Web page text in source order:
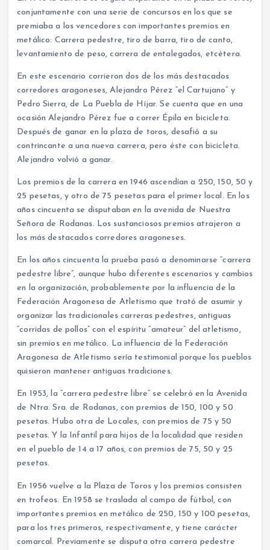
conjuntamente con una serie de concursos en los que se
premiaba a los vencedores con importantes premios en
metálico: Carrera pedestre, tiro de barra, tiro de canto,
levantamiento de peso, carrera de entalegados, etcétera.
En este escenario corrieron dos de los más destacados
corredores aragoneses, Alejandro Pérez “el Cartujano” y
Pedro Sierra, de La Puebla de Híjar. Se cuenta que en una
ocasión Alejandro Pérez fue a correr Épila en bicicleta.
Después de ganar en la plaza de toros, desafió a su
contrincante a una nueva carrera, pero éste con bicicleta.
Alejandro volvió a ganar.
Los premios de la carrera en 1946 ascendían a 250, 150, 50 y
25 pesetas, y otro de 75 pesetas para el primer local. En los
años cincuenta se disputaban en la avenida de Nuestra
Señora de Rodanas. Los sustanciosos premios atrajeron a
los más destacados corredores aragoneses.
En los años cincuenta la prueba pasó a denominarse “carrera
pedestre libre”, aunque hubo diferentes escenarios y cambios
en la organización, probablemente por la influencia de la
Federación Aragonesa de Atletismo que trató de asumir y
organizar las tradicionales carreras pedestres, antiguas
“corridas de pollos” con el espíritu “amateur” del atletismo,
sin premios en metálico. La influencia de la Federación
Aragonesa de Atletismo sería testimonial porque los pueblos
quisieron mantener antiguas tradiciones.
En 1953, la “carrera pedestre libre” se celebró en la Avenida
de Ntra. Sra. de Rodanas, con premios de 150, 100 y 50
pesetas. Hubo otra de Locales, con premios de 75 y 50
pesetas. Y la Infantil para hijos de la localidad que residen
en el pueblo de 14 a 17 años, con premios de 75, 50 y 25
pesetas.
En 1956 vuelve a la Plaza de Toros y los premios consisten
en trofeos. En 1958 se traslada al campo de fútbol, con
importantes premios en metálico de 250, 150 y 100 pesetas,
para los tres primeros, respectivamente, y tiene carácter
comarcal. Previamente se disputa otra carrera pedestre